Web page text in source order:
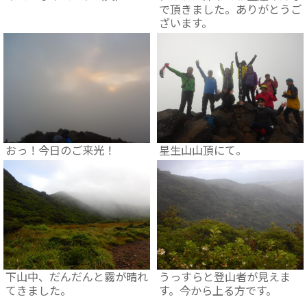
で頂きました。ありがとうご
ざいます。
おっ！今日のご来光！ 星生山山頂にて。
下山中、だんだんと霧が晴れ
てきました。
うっすらと登山者が見えま
す。今から上る方です。